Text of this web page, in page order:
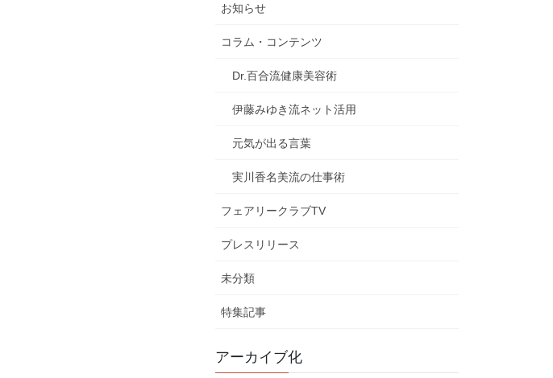
お知らせ
コラム・コンテンツ
Dr.百合流健康美容術
伊藤みゆき流ネット活用
元気が出る言葉
実川香名美流の仕事術
フェアリークラブTV
プレスリリース
未分類
特集記事
アーカイブ化